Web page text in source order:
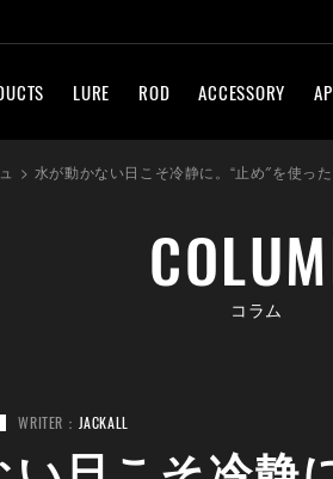
LURE ROD ACCESSORY
> 水が動かない日こそ冷静に。“止め″を使っ
コラム
WRITER： JACKALL